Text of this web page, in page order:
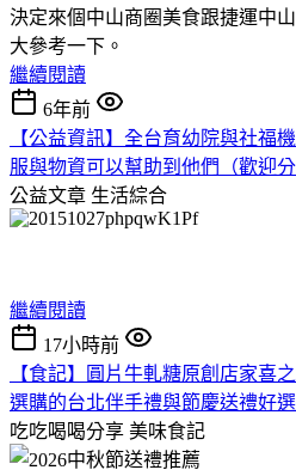
決定來個中山商圈美食跟捷運中
大參考一下。
繼續閱讀
6年前
【公益資訊】全台育幼院與社福
服與物資可以幫助到他們（歡迎分
公益文章 生活綜合
繼續閱讀
17小時前
【食記】圓片牛軋糖原創店家喜
選購的台北伴手禮與節慶送禮好
吃吃喝喝分享 美味食記